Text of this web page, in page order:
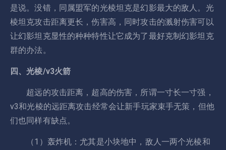
是说。没错，同属盟军的光棱坦克是幻影最大的敌人。光
棱坦克攻击距离更长，伤害高，同时攻击的溅射伤害可以
让幻影坦克显性的种种特性让它成为了最好克制幻影坦克
群的办法。
四、光棱/v3火箭
超远的攻击距离，超高的伤害，所谓一寸长一寸强，
v3和光棱的远距离攻击经常会让新手玩家束手无策，但他
们也同样有缺点。
（1）轰炸机：尤其是小块地中，敌人一两个光棱和